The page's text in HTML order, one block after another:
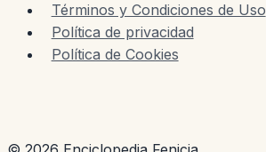
Términos y Condiciones de Uso
Política de privacidad
Política de Cookies